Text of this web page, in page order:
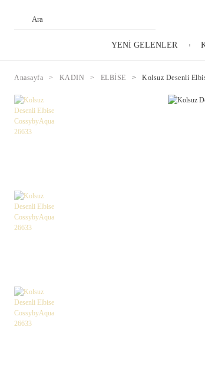
YENİ GELENLER
Anasayfa KADIN ELBİSE Kolsuz Desenli